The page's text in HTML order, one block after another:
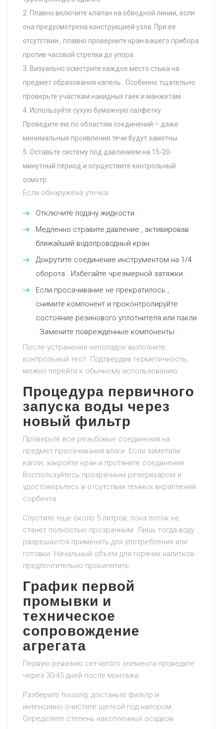
Плавно включите клапан на обводной линии, если
она предусмотрена конструкцией узла. При ее
отсутствии , плавно проверните кран вашего прибора
против часовой стрелки до упора .
Визуально осмотрите каждое место стыка на
предмет образования капель . Особенно тщательно
проверьте участкам накидных гаек и манжетам .
Используйте сухую бумажную салфетку .
Проведите ею по областям соединений – даже
минимальные проявления течи будут заметны.
Оставьте систему под давлением на 15-20-
минутный период и осуществите контрольный
осмотр.
Если обнаружена утечка:
Отключите подачу жидкости .
Медленно стравите давление , активировав
ближайший водопроводный кран.
Докрутите соединение инструментом на 1/4
оборота . Избегайте чрезмерной затяжки .
Если просачивание не прекратилось ,
снимите компонент и проконтролируйте
состояние резинового уплотнителя или пакли
. Замените поврежденные компоненты .
После устранения неполадок выполните
контрольный тест. Подтвердив герметичность,
можно перейти к обычному использованию.
Процедура первичного
запуска воды через
новый фильтр
Проверьте все резьбовые соединения на
предмет просачивания влаги. Если заметили
капли, закройте кран и протяните соединения.
Воспользуйтесь прозрачным резервуаром и
удостоверьтесь в отсутствии темных вкраплений
сорбента.
Спустите еще около 5 литров, пока поток не
станет полностью прозрачным. Лишь тогда воду
разрешается применять для употребления или
готовки. Начальный объем для горячих напитков
предпочтительно прокипятить.
График первой
промывки и
техническое
сопровождение
агрегата
Первую ревизию сетчатого элемента проведите
через 30-45 дней после монтажа.
Разберите housing, достаньте фильтр и
интенсивно очистите щеткой под напором.
Определите степень накопленных осадков.